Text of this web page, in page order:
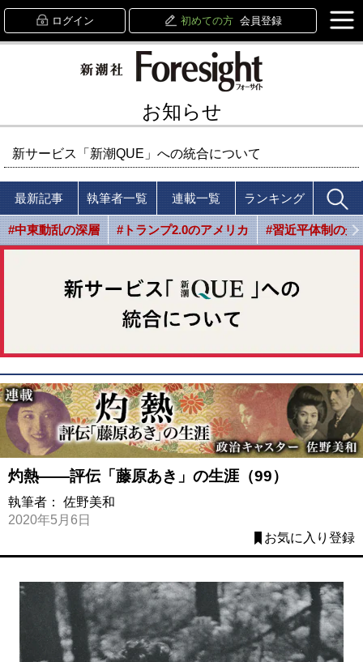
ログイン 初めての方 会員登録
お知らせ
新サービス「新潮QUE」への統合について
最新記事 執筆者一覧 連載一覧 ランキング
#中東動乱の深層 #トランプ2.0のアメリカ #習近平体制の光
灼熱――評伝「藤原あき」の生涯（99）
執筆者： 佐野美和
2020年5月6日
お気に入り登録